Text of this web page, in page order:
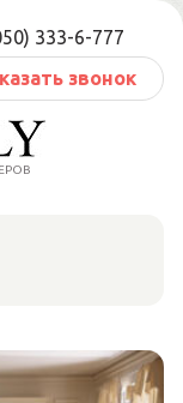
333-6-777
звонок